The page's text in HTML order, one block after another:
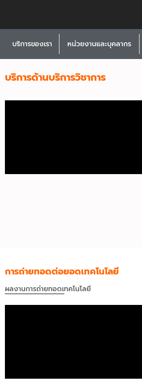
บริการของเรา หน่วยงานและบุคลากร
บริการด้านบริการวิชาการ
การถ่ายทอดต่อยอดเทคโนโลยี
ผลงานการถ่ายทอดเทคโนโลยี